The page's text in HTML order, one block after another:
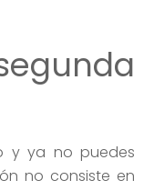
y ya no puedes
no consiste en